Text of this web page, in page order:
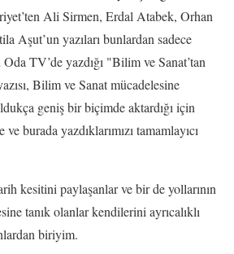
Ali Sirmen, Erdal Atabek, Orhan
Aşut’un yazıları bunlardan sadece
TV’de yazdığı "Bilim ve Sanat’tan
Bilim ve Sanat mücadelesine
geniş bir biçimde aktardığı için
burada yazdıklarımızı tamamlayıcı
kesitini paylaşanlar ve bir de yollarının
tanık olanlar kendilerini ayrıcalıklı
biriyim.